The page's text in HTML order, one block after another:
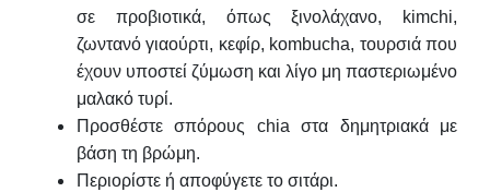
σε προβιοτικά, όπως ξινολάχανο, kimchi,
ζωντανό γιαούρτι, κεφίρ, kombucha, τουρσιά που
έχουν υποστεί ζύμωση και λίγο μη παστεριωμένο
μαλακό τυρί.
Προσθέστε σπόρους chia στα δημητριακά με
βάση τη βρώμη.
Περιορίστε ή αποφύγετε το σιτάρι.